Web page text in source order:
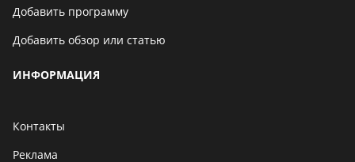
Добавить программу
Добавить обзор или статью
ИНФОРМАЦИЯ
Контакты
Реклама